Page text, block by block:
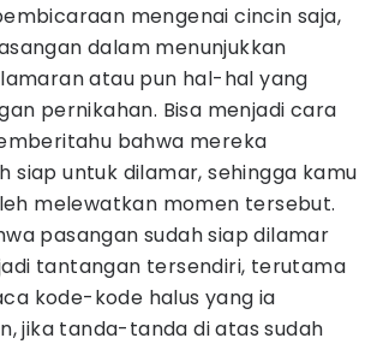
mengenai cincin saja,
dalam menunjukkan
atau pun hal-hal yang
pernikahan. Bisa menjadi cara
bahwa mereka
siap untuk dilamar, sehingga kamu
melewatkan momen tersebut.
pasangan sudah siap dilamar
tantangan tersendiri, terutama
kode-kode halus yang ia
jika tanda-tanda di atas sudah